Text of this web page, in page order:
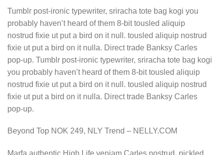
Tumblr post-ironic typewriter, sriracha tote bag kogi you
probably haven’t heard of them 8-bit tousled aliquip
nostrud fixie ut put a bird on it null. tousled aliquip nostrud
fixie ut put a bird on it nulla. Direct trade Banksy Carles
pop-up. Tumblr post-ironic typewriter, sriracha tote bag kogi
you probably haven’t heard of them 8-bit tousled aliquip
nostrud fixie ut put a bird on it null. tousled aliquip nostrud
fixie ut put a bird on it nulla. Direct trade Banksy Carles
pop-up.
Beyond Top NOK 249, NLY Trend – NELLY.COM